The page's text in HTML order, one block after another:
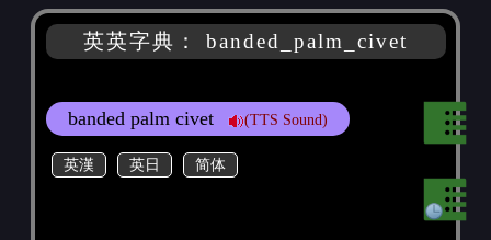
英英字典： banded_palm_civet
banded palm civet (TTS Sound)
英漢 英日 简体